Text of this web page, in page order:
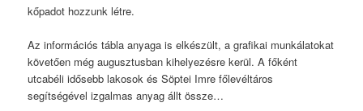
kőpadot hozzunk létre.
Az információs tábla anyaga is elkészült, a grafikai munkálatokat
követően még augusztusban kihelyezésre kerül. A főként
utcabéli idősebb lakosok és Söptei Imre főlevéltáros
segítségével izgalmas anyag állt össze…